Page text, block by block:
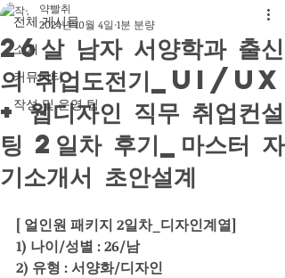
전체 게시물
소개
커뮤니티
작성 및 운영 팁
26살 남자 서양학과 출신
의 취업도전기_UI/UX
+ 웹디자인 직무 취업컨설
팅 2일차 후기_마스터 자
기소개서 초안설계
약빨취
2024년 10월 4일 1분 분량
[ 얼인원 패키지 2일차_디자인계열]
1) 나이/성별 : 26/남
2) 유형 : 서양화/디자인